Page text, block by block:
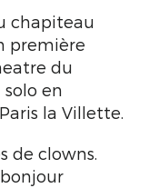
chapiteau
première
du
solo en
la Villette.
de clowns.
bonjour